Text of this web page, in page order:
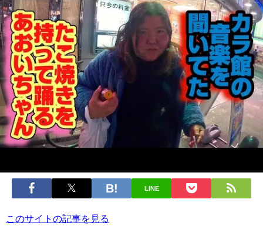
LINE
このサイトの記事を見る